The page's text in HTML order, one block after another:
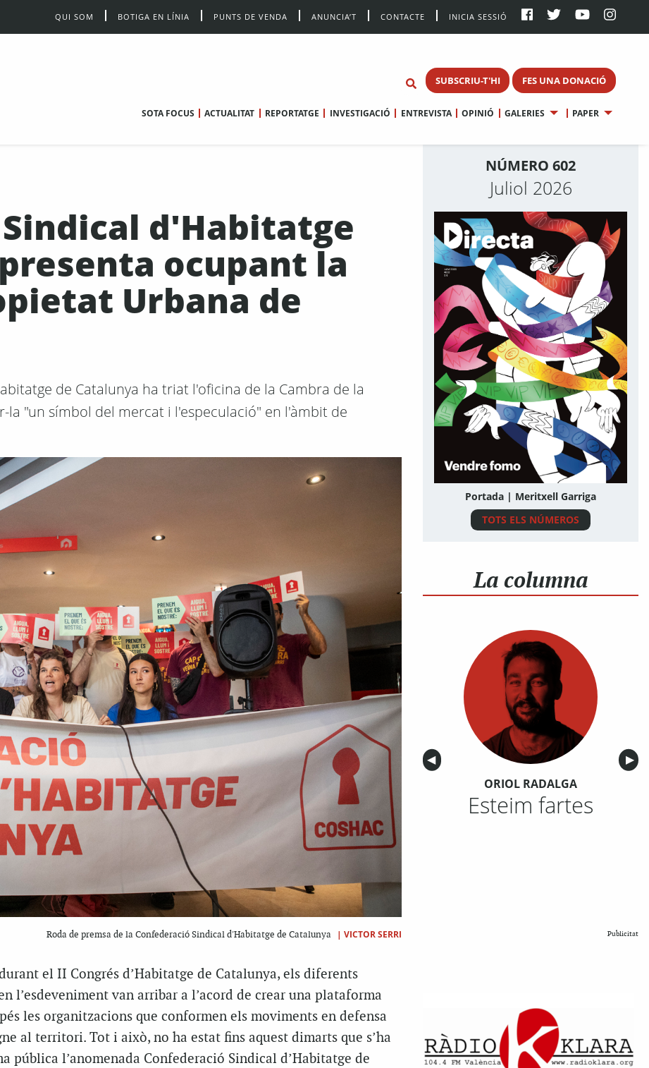
QUI SOM BOTIGA EN LÍNIA PUNTS DE VENDA ANUNCIA’T CONTACTE INICIA SESSIÓ
SUBSCRIU-T'HI FES UNA DONACIÓ
SOTA FOCUS ACTUALITAT REPORTATGE INVESTIGACIÓ ENTREVISTA OPINIÓ GALERIES PAPER
d'Habitatge
ocupant la
Urbana de
de Catalunya ha triat l'oficina de la Cambra de la
"un símbol del mercat i l'especulació" en l'àmbit de
Roda de premsa de la Confederació Sindical d'Habitatge de Catalunya | VICTOR SERRI
el II Congrés d’Habitatge de Catalunya, els diferents
l’esdeveniment van arribar a l’acord de crear una plataforma
les organitzacions que conformen els moviments en defensa
al territori. Tot i això, no ha estat fins aquest dimarts que s’ha
pública l’anomenada Confederació Sindical d’Habitatge de
NÚMERO 602
Juliol 2026
Portada | Meritxell Garriga
TOTS ELS NÚMEROS
La columna
Anterior
◀︎ ▶︎
ORIOL RADALGA
Esteim fartes
Publicitat